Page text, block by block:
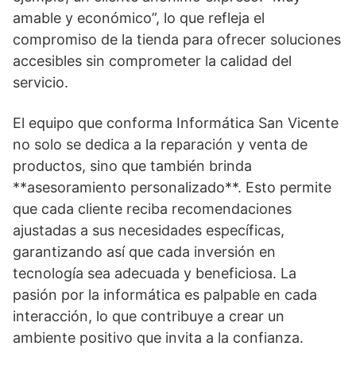
amable y económico”, lo que refleja el
compromiso de la tienda para ofrecer soluciones
accesibles sin comprometer la calidad del
servicio.
El equipo que conforma Informática San Vicente
no solo se dedica a la reparación y venta de
productos, sino que también brinda
**asesoramiento personalizado**. Esto permite
que cada cliente reciba recomendaciones
ajustadas a sus necesidades específicas,
garantizando así que cada inversión en
tecnología sea adecuada y beneficiosa. La
pasión por la informática es palpable en cada
interacción, lo que contribuye a crear un
ambiente positivo que invita a la confianza.